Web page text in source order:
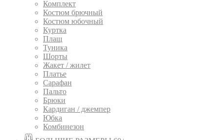
Комплект
Костюм брючный
Костюм юбочный
Куртка
Плащ
Туника
Шорты
Жакет / жилет
Платье
Сарафан
Пальто
Брюки
Кардиган / джемпер
Юбка
Комбинезон